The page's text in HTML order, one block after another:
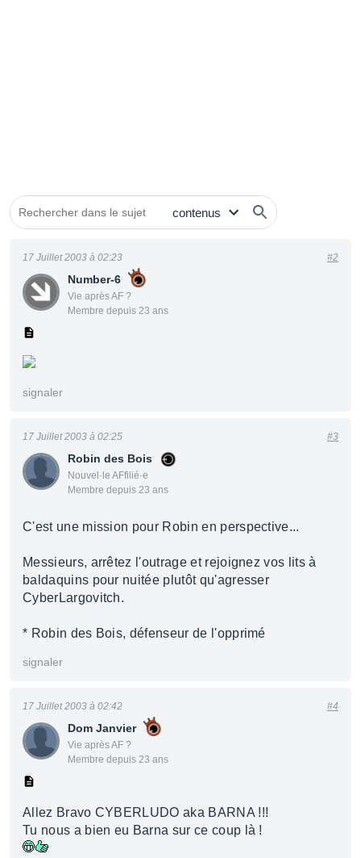
Number-6
Vie après AF ?
Membre depuis 23 ans
17 Juillet 2003 à 02:23 #2
signaler
Robin des Bois
Nouvel·le AFfilié·e
Membre depuis 23 ans
17 Juillet 2003 à 02:25 #3
C'est une mission pour Robin en perspective...
Messieurs, arrêtez l'outrage et rejoignez vos lits à
baldaquins pour nuitée plutôt qu'agresser
CyberLargovitch.
* Robin des Bois, défenseur de l'opprimé
signaler
Dom Janvier
Vie après AF ?
Membre depuis 23 ans
17 Juillet 2003 à 02:42 #4
Allez Bravo CYBERLUDO aka BARNA !!!
Tu nous a bien eu Barna sur ce coup là !